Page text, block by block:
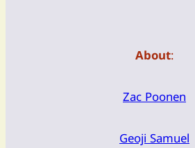
About:
Zac Poonen
Geoji Samuel